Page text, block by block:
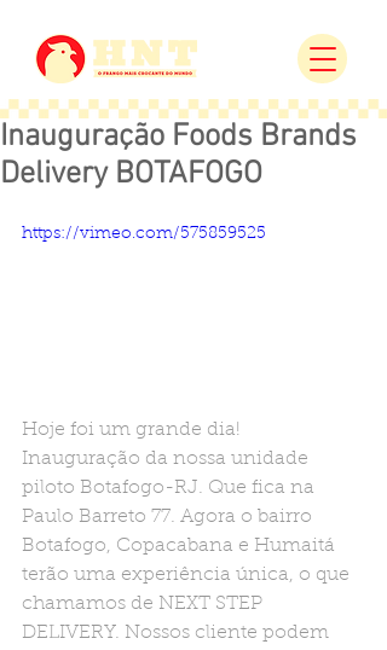
Inauguração Foods Brands
Delivery BOTAFOGO
https://vimeo.com/575859525
Hoje foi um grande dia!
Inauguração da nossa unidade
piloto Botafogo-RJ. Que fica na
Paulo Barreto 77. Agora o bairro
Botafogo, Copacabana e Humaitá
terão uma experiência única, o que
chamamos de NEXT STEP
DELIVERY. Nossos cliente podem